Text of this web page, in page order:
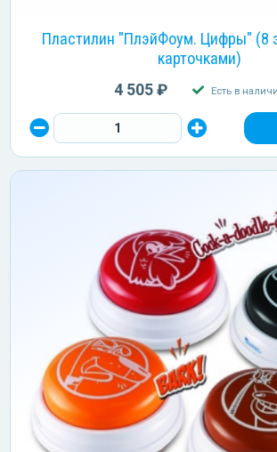
Пластилин "ПлэйФоум. Цифры" (8
карточками)
4 505 ₽ Есть в